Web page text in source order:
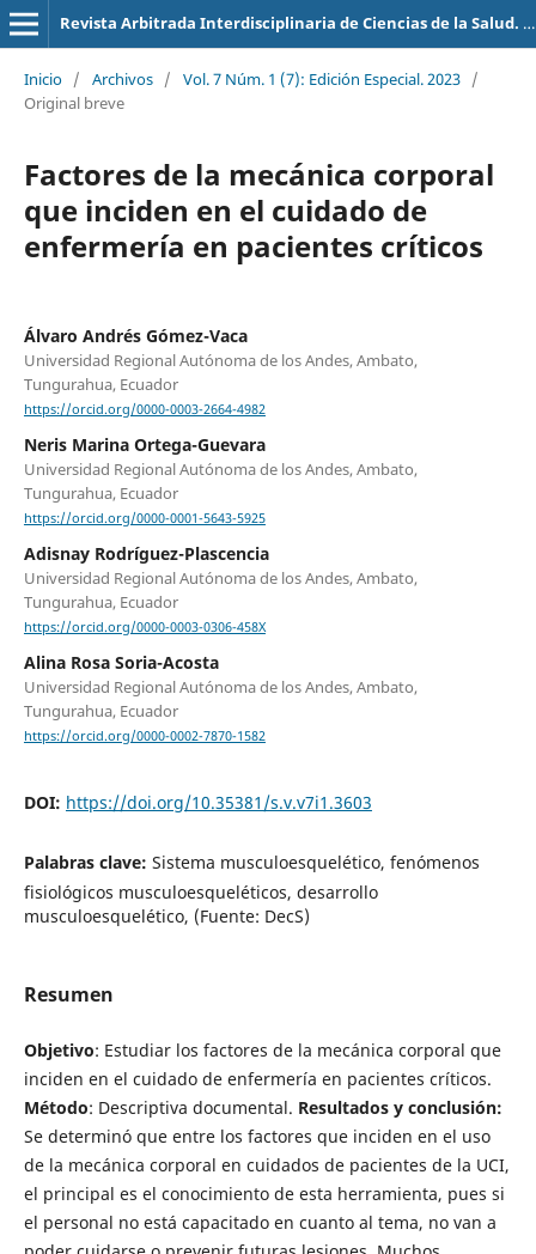
Revista Arbitrada Interdisciplinaria de Ciencias de la Salud. Salud y Vida
Inicio / Archivos / Vol. 7 Núm. 1 (7): Edición Especial. 2023 /
Original breve
Factores de la mecánica corporal
que inciden en el cuidado de
enfermería en pacientes críticos
Álvaro Andrés Gómez-Vaca
Universidad Regional Autónoma de los Andes, Ambato,
Tungurahua, Ecuador
https://orcid.org/0000-0003-2664-4982
Neris Marina Ortega-Guevara
Universidad Regional Autónoma de los Andes, Ambato,
Tungurahua, Ecuador
https://orcid.org/0000-0001-5643-5925
Adisnay Rodríguez-Plascencia
Universidad Regional Autónoma de los Andes, Ambato,
Tungurahua, Ecuador
https://orcid.org/0000-0003-0306-458X
Alina Rosa Soria-Acosta
Universidad Regional Autónoma de los Andes, Ambato,
Tungurahua, Ecuador
https://orcid.org/0000-0002-7870-1582
DOI: https://doi.org/10.35381/s.v.v7i1.3603
Palabras clave: Sistema musculoesquelético, fenómenos
fisiológicos musculoesqueléticos, desarrollo
musculoesquelético, (Fuente: DecS)
Resumen
Objetivo: Estudiar los factores de la mecánica corporal que
inciden en el cuidado de enfermería en pacientes críticos.
Método: Descriptiva documental. Resultados y conclusión:
Se determinó que entre los factores que inciden en el uso
de la mecánica corporal en cuidados de pacientes de la UCI,
el principal es el conocimiento de esta herramienta, pues si
el personal no está capacitado en cuanto al tema, no van a